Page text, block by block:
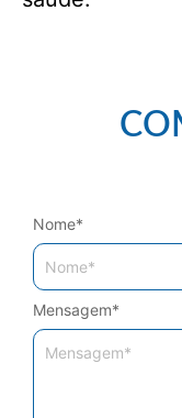
Mensagem*
Nome*